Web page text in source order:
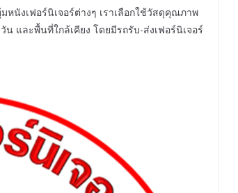
นังเฟอร์นิเจอร์ต่างๆ เราเลือกใช้วัสดุคุณภาพ
และพื้นที่ใกล้เคียง โดยมีรถรับ-ส่งเฟอร์นิเจอร์